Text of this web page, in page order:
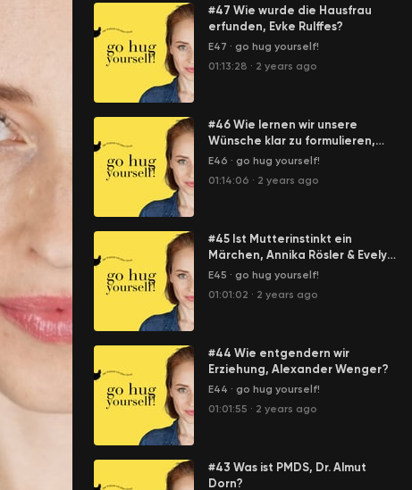
#47 Wie wurde die Hausfrau
erfunden, Evke Rulffes?
E47 · go hug yourself!
01:13:28 · 2 years ago
#46 Wie lernen wir unsere
Wünsche klar zu formulieren,
Annabelle Hirsch?
E46 · go hug yourself!
01:14:06 · 2 years ago
#45 Ist Mutterinstinkt ein
Märchen, Annika Rösler & Evelyn
Höllrigl?
E45 · go hug yourself!
01:01:02 · 2 years ago
#44 Wie entgendern wir
Erziehung, Alexander Wenger?
E44 · go hug yourself!
01:01:55 · 2 years ago
#43 Was ist PMDS, Dr. Almut
Dorn?